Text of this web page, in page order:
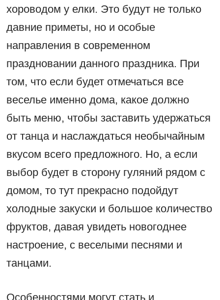
хороводом у елки. Это будут не только
давние приметы, но и особые
направления в современном
праздновании данного праздника. При
том, что если будет отмечаться все
веселье именно дома, какое должно
быть меню, чтобы заставить удержаться
от танца и наслаждаться необычайным
вкусом всего предложного. Но, а если
выбор будет в сторону гуляний рядом с
домом, то тут прекрасно подойдут
холодные закуски и большое количество
фруктов, давая увидеть новогоднее
настроение, с веселыми песнями и
танцами.
Особенностями могут стать и